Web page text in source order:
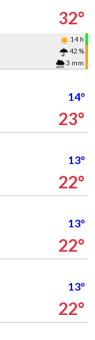
32°
14 h
42 %
3 mm
14°
23°
13°
22°
13°
22°
13°
22°